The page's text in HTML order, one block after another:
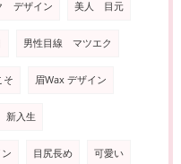
デザイン 美人 目元
男性目線 マツエク
そ 眉Wax デザイン
入生
目尻長め 可愛い